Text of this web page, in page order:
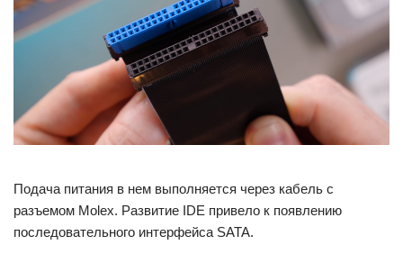
Подача питания в нем выполняется через кабель с
разъемом Molex. Развитие IDE привело к появлению
последовательного интерфейса SATA.